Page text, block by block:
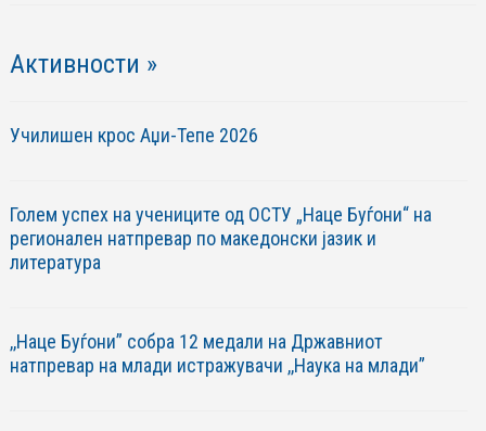
Активности »
Училишен крос Аџи-Тепе 2026
Голем успех на учениците од ОСТУ „Наце Буѓони“ на
регионален натпревар по македонски јазик и
литература
,,Наце Буѓони” собра 12 медали на Државниот
натпревар на млади истражувачи ,,Наука на млади”